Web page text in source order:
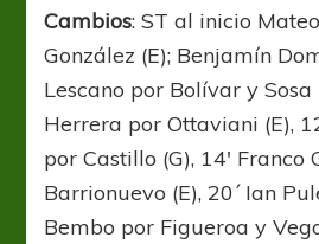
Cambios: ST al inicio
González (E); Benjamín
Lescano por Bolívar y Sosa
Herrera por Ottaviani (E),
por Castillo (G), 14′ Franco
Barrionuevo (E), 20´ Ian
Bembo por Figueroa y